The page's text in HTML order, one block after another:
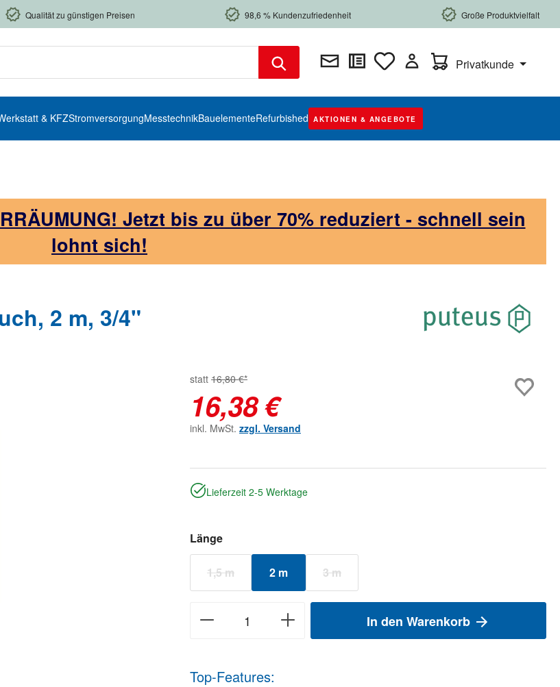
Qualität zu günstigen Preisen 98,6 % Kundenzufriedenheit Große Produktvielfalt
Warenkorb enthält 0
Privatkunde
& KFZStromversorgungMesstechnikBauelementeRefurbished AKTIONEN & ANGEBOTE
Jetzt bis zu über 70% reduziert - schnell sein
lohnt sich!
2 m, 3/4"
statt 16,80 €*
16,38 €
inkl. MwSt. zzgl. Versand
Lieferzeit 2-5 Werktage
Längeauswählen
1,5 m(Diese Option ist zurzeit nicht verfügbar.)
2 m 3 m(Diese Option ist zurzeit nicht verfügbar.)
In den Warenkorb
Top-Features: